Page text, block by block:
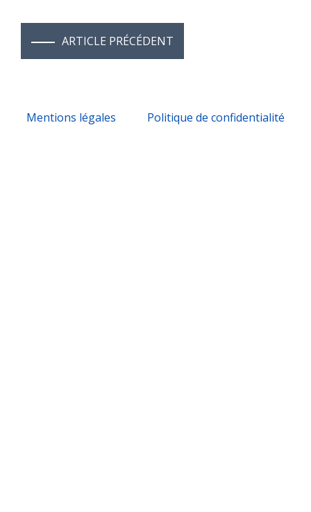
ARTICLE PRÉCÉDENT
Mentions légales Politique de confidentialité